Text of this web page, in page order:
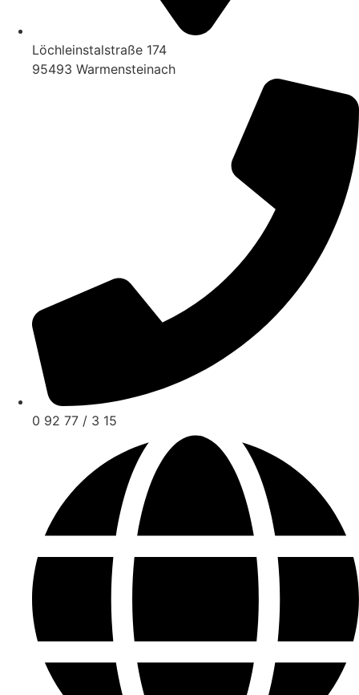
Löchleinstalstraße 174
95493 Warmensteinach
0 92 77 / 3 15